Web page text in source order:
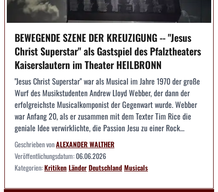
BEWEGENDE SZENE DER KREUZIGUNG -- "Jesus
Christ Superstar" als Gastspiel des Pfalztheaters
Kaiserslautern im Theater HEILBRONN
"Jesus Christ Superstar" war als Musical im Jahre 1970 der große
Wurf des Musikstudenten Andrew Lloyd Webber, der dann der
erfolgreichste Musicalkomponist der Gegenwart wurde. Webber
war Anfang 20, als er zusammen mit dem Texter Tim Rice die
geniale Idee verwirklichte, die Passion Jesu zu einer Rock...
Geschrieben vonALEXANDER WALTHER
Veröffentlichungsdatum:06.06.2026
Kategorien:KritikenLänderDeutschlandMusicals